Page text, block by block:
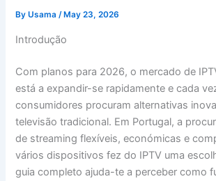
ByUsama/ May 23, 2026
Introdução
Com planos para 2026, o mercado de
está a expandir-se rapidamente e cada
consumidores procuram alternativas
televisão tradicional. Em Portugal, a
de streaming flexíveis, económicas e
vários dispositivos fez do IPTV uma
guia completo ajuda-te a perceber como